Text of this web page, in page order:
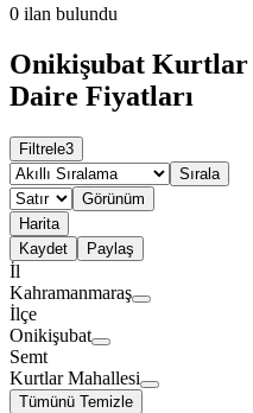
0 ilan bulundu
Onikişubat Kurtlar
Daire Fiyatları
Filtrele3
Sırala
Görünüm
Harita
Kaydet
Paylaş
İl
Kahramanmaraş
İlçe
Onikişubat
Semt
Kurtlar Mahallesi
Tümünü Temizle